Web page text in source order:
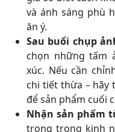
và ánh sáng phù
ăn ý.
Sau buổi chụp
chọn những tấm
xúc. Nếu cần
chi tiết thừa – hãy
để sản phẩm cuối
Nhận sản phẩm
trọng trong kinh